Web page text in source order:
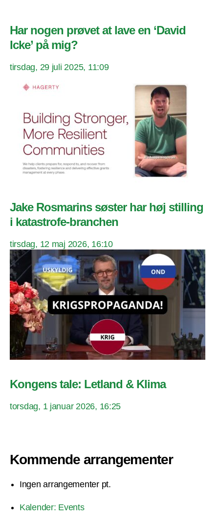
Har nogen prøvet at lave en ‘David
Icke’ på mig?
tirsdag, 29 juli 2025, 11:09
Jake Rosmarins søster har høj stilling
i katastrofe-branchen
tirsdag, 12 maj 2026, 16:10
Kongens tale: Letland & Klima
torsdag, 1 januar 2026, 16:25
Kommende arrangementer
Ingen arrangementer pt.
Kalender: Events